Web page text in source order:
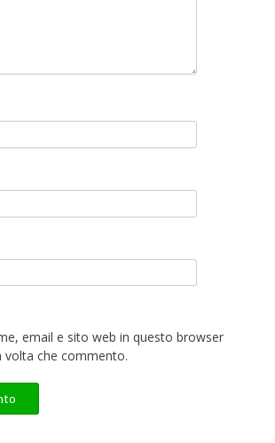
email e sito web in questo browser
volta che commento.